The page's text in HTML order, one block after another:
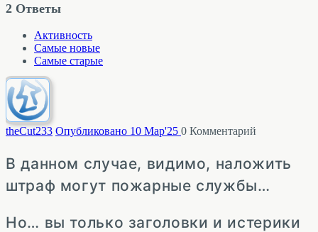
2 Ответы
Активность
Самые новые
Самые старые
theCut233 Опубликовано 10 Мар'25 0 Комментарий
В данном случае, видимо, наложить
штраф могут пожарные службы…
Но… вы только заголовки и истерики